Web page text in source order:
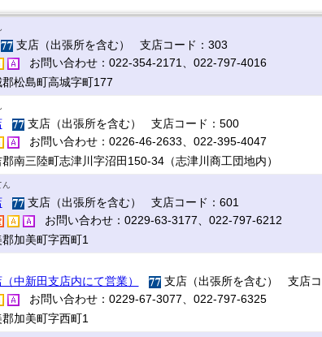
支店（出張所を含む） 支店コード：303
お問い合わせ：022-354-2171、022-797-4016
松島町高城字町177
支店（出張所を含む） 支店コード：500
お問い合わせ：0226-46-2633、022-395-4047
南三陸町志津川字沼田150-34（志津川商工団地内）
支店（出張所を含む） 支店コード：601
お問い合わせ：0229-63-3177、022-797-6212
加美町字西町1
中新田支店内にて営業）
支店（出張所を含む） 支店
お問い合わせ：0229-67-3077、022-797-6325
加美町字西町1